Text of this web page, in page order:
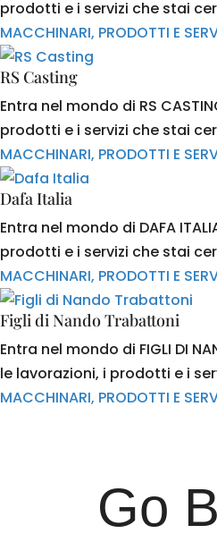
prodotti e i servizi che stai
MACCHINARI, PRODOTTI E
RS Casting
Entra nel mondo di RS
prodotti e i servizi che stai
MACCHINARI, PRODOTTI E
Dafa Italia
Entra nel mondo di DAFA
prodotti e i servizi che stai
MACCHINARI, PRODOTTI E
Figli di Nando Trabattoni
Entra nel mondo di FIGLI DI
le lavorazioni, i prodotti e i
MACCHINARI, PRODOTTI E
Go